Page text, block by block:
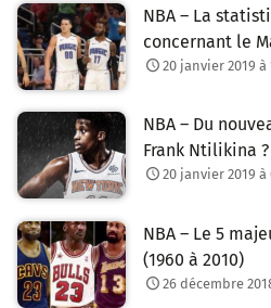
NBA – La
concernant le
20 janvier 2019 à
NBA – Du
Frank Ntilikina ?
20 janvier 2019 à
NBA – Le 5
(1960 à 2010)
26 décembre